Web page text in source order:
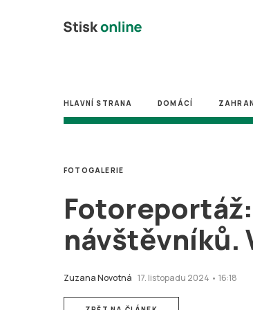
HLAVNÍ STRANA DOMÁCÍ
návštěvníků.
Zuzana Novotná 17. listopadu 2024 • 16:18
FOTOGALERIE